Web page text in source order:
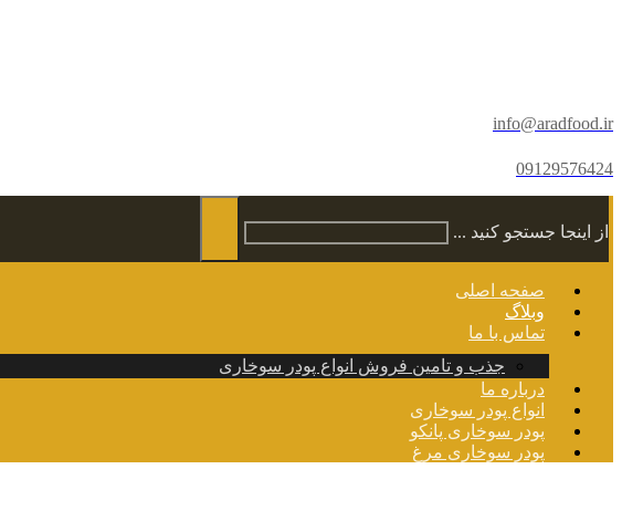
info@aradfood.ir
09129576424
از اینجا جستجو کنید ...
صفحه اصلی
وبلاگ
تماس با ما
جذب و تامین فروش انواع پودر سوخاری
درباره ما
انواع پودر سوخاری
پودر سوخاری پانکو
پودر سوخاری مرغ